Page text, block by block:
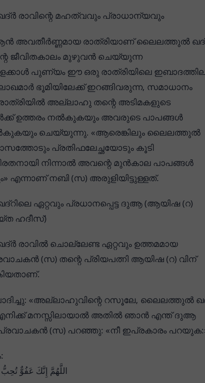
രാവിന്റെ മഹത്വവും പ്രാധാന്യവും
അവതീർണ്ണമായ രാത്രിയാണ് ലൈലത്തുൽ
ജീവിതകാലം മുഴുവൻ ചെയ്യുന്ന
പുണ്യം ഈ ഒരു രാത്രിയിലെ
ഭൂമിയിലേക്ക് ഇറങ്ങിവരുന്ന, സമാധാനം
അല്ലാഹു തന്റെ അടിമകളുടെ
ഉത്തരം നൽകുകയും അവരുടെ പാപങ്ങൾ
ചെയ്യുന്നു. «ആരെങ്കിലും ലൈലത്തുൽ
പ്രതിഫലേച്ഛയോടും കൂടി
നിന്നാൽ അവന്റെ മുൻകാല പാപങ്ങൾ
എന്നാണ് നബി (സ) അരുളിയിട്ടുള്ളത്.
ഏറ്റവും പ്രധാനപ്പെട്ട ദുആ (ആയിഷ (റ)
ഹദീസ്)
രാവിൽ ചൊല്ലേണ്ട ഏറ്റവും ഉത്തമമായ
(സ) തന്റെ പ്രിയപത്നി ആയിഷ (റ) വിന്
«അല്ലാഹുവിന്റെ റസൂലേ, ലൈലത്തുൽ
മനസ്സിലായാൽ അതിൽ ഞാൻ എന്ത് ദുആ
(സ) പറഞ്ഞു: «നീ ഇപ്രകാരം
اللَّهُمَّ إِنَّكَ عَفُوٌّ